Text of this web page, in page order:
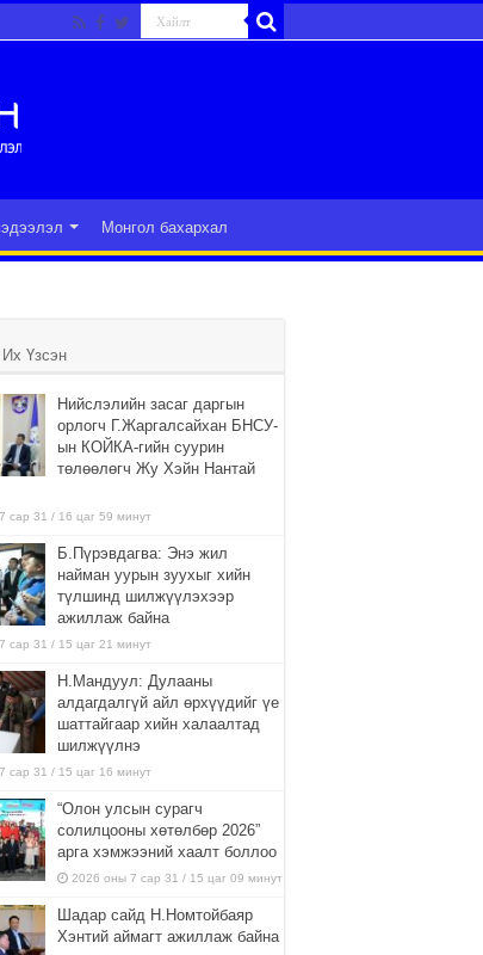
Монгол бахархал
Их Үзсэн
Нийслэлийн засаг даргын
орлогч Г.Жаргалсайхан БНСУ-
ын КОЙКА-гийн суурин
төлөөлөгч Жу Хэйн Нантай
сар 31 / 16 цаг 59 минут
Б.Пүрэвдагва: Энэ жил
найман уурын зуухыг хийн
түлшинд шилжүүлэхээр
ажиллаж байна
сар 31 / 15 цаг 21 минут
Н.Мандуул: Дулааны
алдагдалгүй айл өрхүүдийг үе
шаттайгаар хийн халаалтад
шилжүүлнэ
сар 31 / 15 цаг 16 минут
“Олон улсын сурагч
солилцооны хөтөлбөр 2026”
арга хэмжээний хаалт боллоо
2026 оны 7 сар 31 / 15 цаг 09 минут
Шадар сайд Н.Номтойбаяр
Хэнтий аймагт ажиллаж байна